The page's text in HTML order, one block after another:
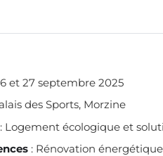
et 27 septembre 2025
des Sports, Morzine
: Logement écologique et
: Rénovation